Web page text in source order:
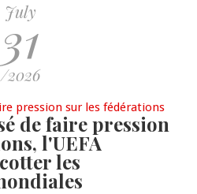
July
31
/2026
de faire pression
l'UEFA
les